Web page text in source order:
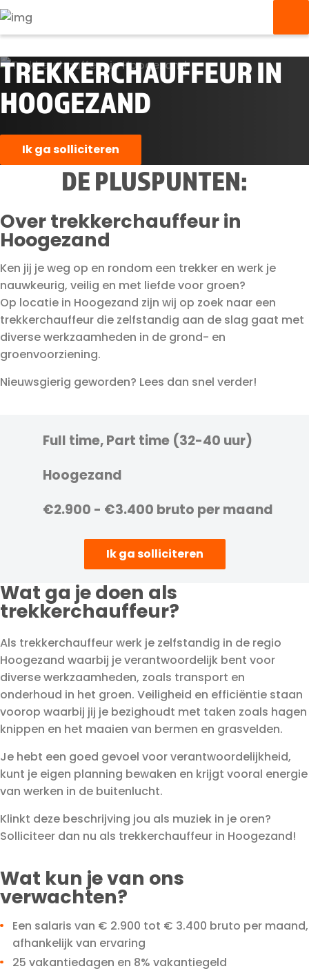
TREKKERCHAUFFEUR IN
HOOGEZAND
Ik ga solliciteren
DE PLUSPUNTEN:
Over trekkerchauffeur in
Hoogezand
Ken jij je weg op en rondom een trekker en werk je
nauwkeurig, veilig en met liefde voor groen?
Op locatie in Hoogezand zijn wij op zoek naar een
trekkerchauffeur die zelfstandig aan de slag gaat met
diverse werkzaamheden in de grond- en
groenvoorziening.
Nieuwsgierig geworden? Lees dan snel verder!
Full time, Part time (32-40 uur)
Hoogezand
€2.900 - €3.400 bruto per maand
Ik ga solliciteren
Wat ga je doen als
trekkerchauffeur?
Als trekkerchauffeur werk je zelfstandig in de regio
Hoogezand waarbij je verantwoordelijk bent voor
diverse werkzaamheden, zoals transport en
onderhoud in het groen. Veiligheid en efficiëntie staan
voorop waarbij jij je bezighoudt met taken zoals hagen
knippen en het maaien van bermen en grasvelden.
Je hebt een goed gevoel voor verantwoordelijkheid,
kunt je eigen planning bewaken en krijgt vooral energie
van werken in de buitenlucht.
Klinkt deze beschrijving jou als muziek in je oren?
Solliciteer dan nu als trekkerchauffeur in Hoogezand!
Wat kun je van ons
verwachten?
Een salaris van € 2.900 tot € 3.400 bruto per maand,
afhankelijk van ervaring
25 vakantiedagen en 8% vakantiegeld